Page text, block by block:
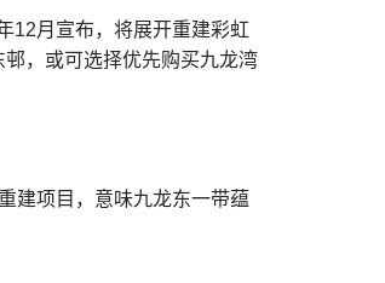
12月宣布，将展开重建彩虹
，或可选择优先购买九龙湾
建项目，意味九龙东一带蕴